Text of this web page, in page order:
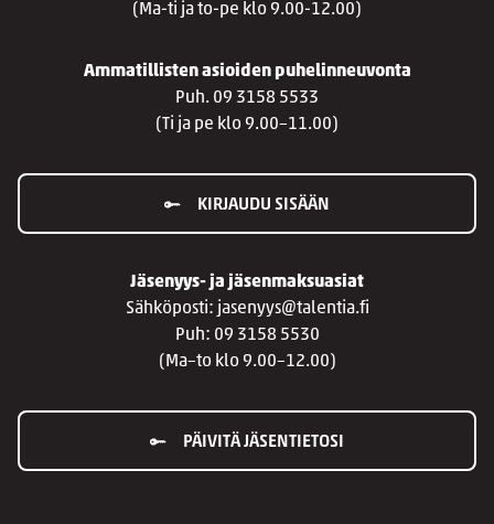
(Ma-ti ja to-pe klo 9.00-12.00)
Ammatillisten asioiden puhelinneuvonta
Puh. 09 3158 5533
(Ti ja pe klo 9.00–11.00)
KIRJAUDU SISÄÄN
Jäsenyys- ja jäsenmaksuasiat
Sähköposti: jasenyys@talentia.fi
Puh: 09 3158 5530
(Ma–to klo 9.00–12.00)
PÄIVITÄ JÄSENTIETOSI